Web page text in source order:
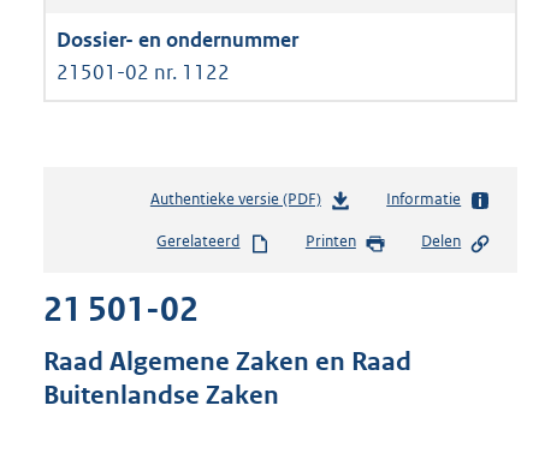
21501-02 nr. 1122
Authentieke versie (PDF)b
s
s
Informatie
Gerelateerd Printen Delen
21 501-02
Raad Algemene Zaken en Raad
Buitenlandse Zaken